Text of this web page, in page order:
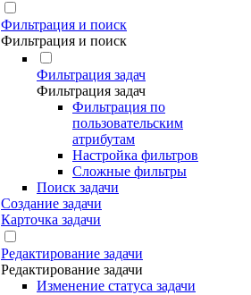
Фильтрация и поиск
Фильтрация и поиск
Фильтрация задач
Фильтрация задач
Фильтрация по
пользовательским
атрибутам
Настройка фильтров
Сложные фильтры
Поиск задачи
Создание задачи
Карточка задачи
Редактирование задачи
Редактирование задачи
Изменение статуса задачи